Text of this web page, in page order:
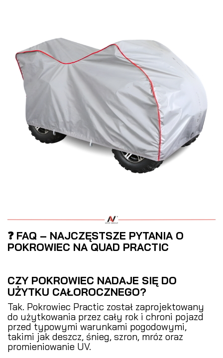
❓ FAQ – NAJCZĘSTSZE PYTANIA O
POKROWIEC NA QUAD PRACTIC
CZY POKROWIEC NADAJE SIĘ DO
UŻYTKU CAŁOROCZNEGO?
Tak. Pokrowiec Practic został zaprojektowany
do użytkowania przez cały rok i chroni pojazd
przed typowymi warunkami pogodowymi,
takimi jak deszcz, śnieg, szron, mróz oraz
promieniowanie UV.